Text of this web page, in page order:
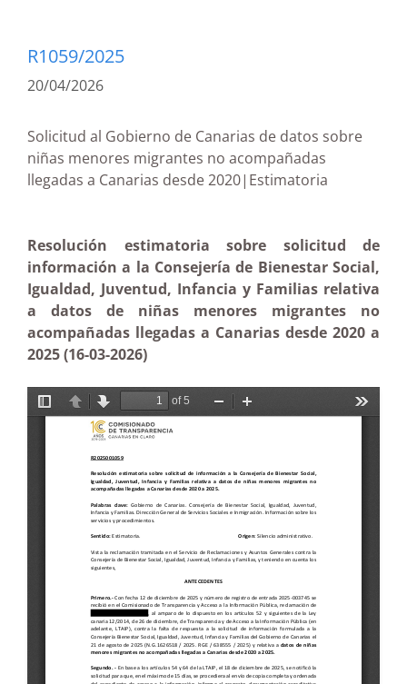
R1059/2025
20/04/2026
Solicitud al Gobierno de Canarias de datos sobre
niñas menores migrantes no acompañadas
llegadas a Canarias desde 2020|Estimatoria
Resolución estimatoria sobre solicitud de
información a la Consejería de Bienestar Social,
Igualdad, Juventud, Infancia y Familias relativa
a datos de niñas menores migrantes no
acompañadas llegadas a Canarias desde 2020 a
2025 (16-03-2026)